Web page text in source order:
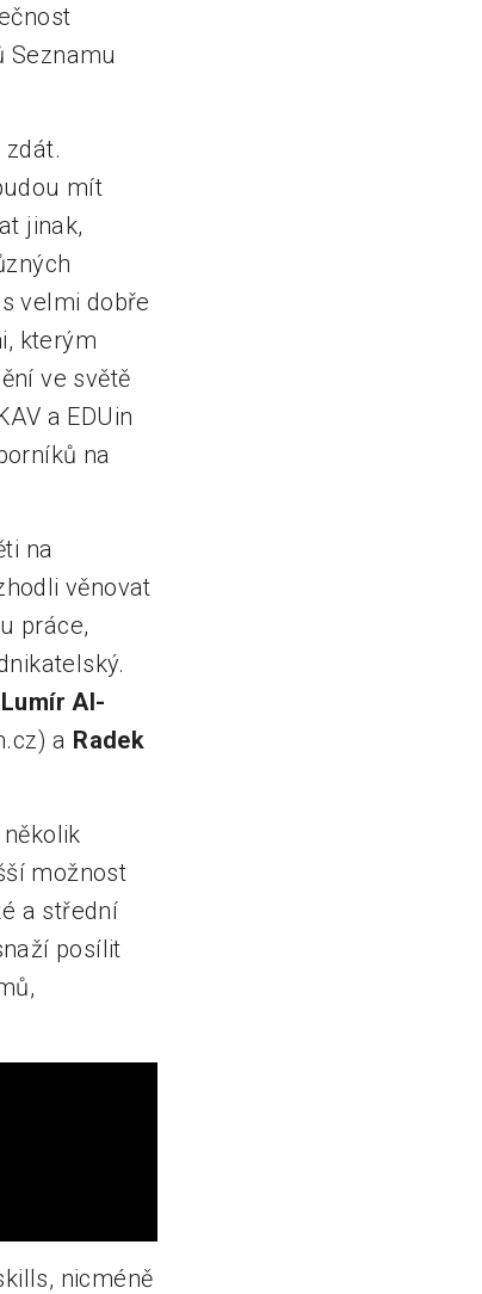
Seznamu
mít
jinak,
velmi dobře
kterým
ve světě
a EDUin
na
na
věnovat
práce,
Lumír Al-
a Radek
možnost
a střední
posílit
nicméně